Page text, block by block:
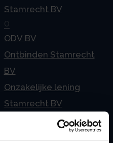
Stamrecht BV
O
ODV BV
Ontbinden Stamrecht
BV
Onzakelijke lening
Stamrecht BV
Oprichten BV door